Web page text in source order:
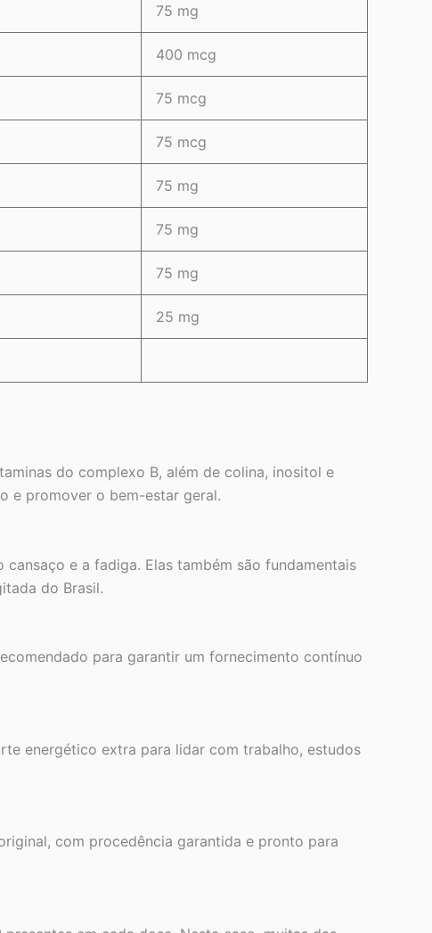
75 mg
400 mcg
75 mcg
75 mcg
75 mg
75 mg
75 mg
25 mg
do complexo B, além de colina, inositol e
e promover o bem-estar geral.
e a fadiga. Elas também são fundamentais
do Brasil.
para garantir um fornecimento contínuo
energético extra para lidar com trabalho, estudos
com procedência garantida e pronto para